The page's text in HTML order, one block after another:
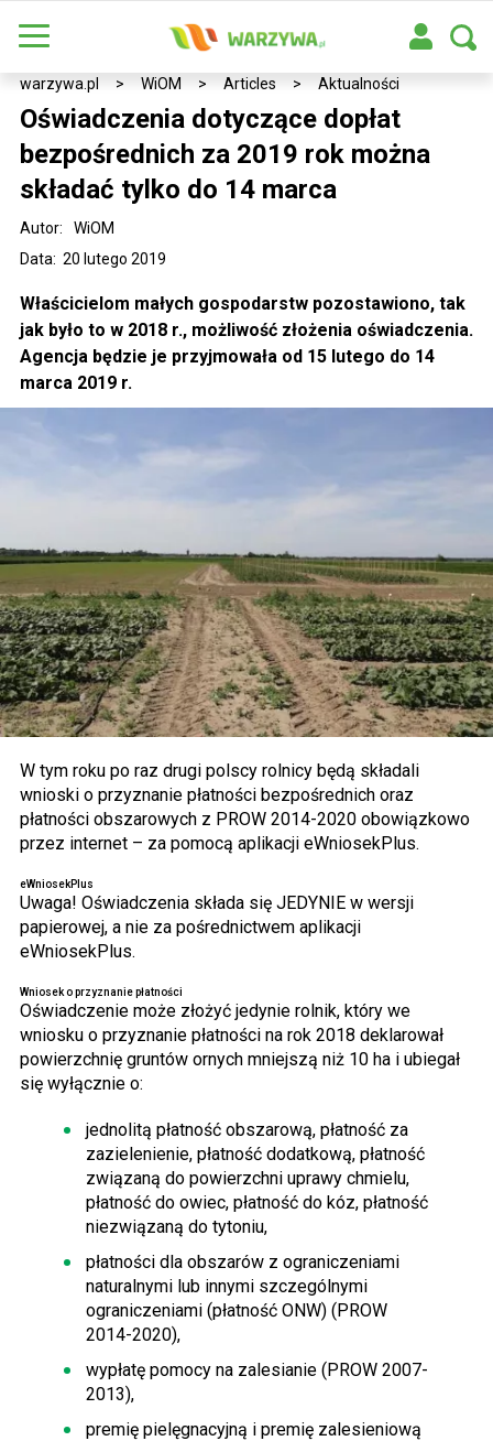
warzywa.pl > WiOM > Articles > Aktualności
Oświadczenia dotyczące dopłat
bezpośrednich za 2019 rok można
składać tylko do 14 marca
Data: 20 lutego 2019
Autor: WiOM
Właścicielom małych gospodarstw pozostawiono, tak
jak było to w 2018 r., możliwość złożenia oświadczenia.
Agencja będzie je przyjmowała od 15 lutego do 14
marca 2019 r.
W tym roku po raz drugi polscy rolnicy będą składali
wnioski o przyznanie płatności bezpośrednich oraz
płatności obszarowych z PROW 2014-2020 obowiązkowo
przez internet – za pomocą aplikacji eWniosekPlus.
eWniosekPlus
Uwaga! Oświadczenia składa się JEDYNIE w wersji
papierowej, a nie za pośrednictwem aplikacji
eWniosekPlus.
Wniosek o przyznanie płatności
Oświadczenie może złożyć jedynie rolnik, który we
wniosku o przyznanie płatności na rok 2018 deklarował
powierzchnię gruntów ornych mniejszą niż 10 ha i ubiegał
się wyłącznie o:
jednolitą płatność obszarową, płatność za
zazielenienie, płatność dodatkową, płatność
związaną do powierzchni uprawy chmielu,
płatność do owiec, płatność do kóz, płatność
niezwiązaną do tytoniu,
płatności dla obszarów z ograniczeniami
naturalnymi lub innymi szczególnymi
ograniczeniami (płatność ONW) (PROW
2014-2020),
wypłatę pomocy na zalesianie (PROW 2007-
2013),
premię pielęgnacyjną i premię zalesieniową